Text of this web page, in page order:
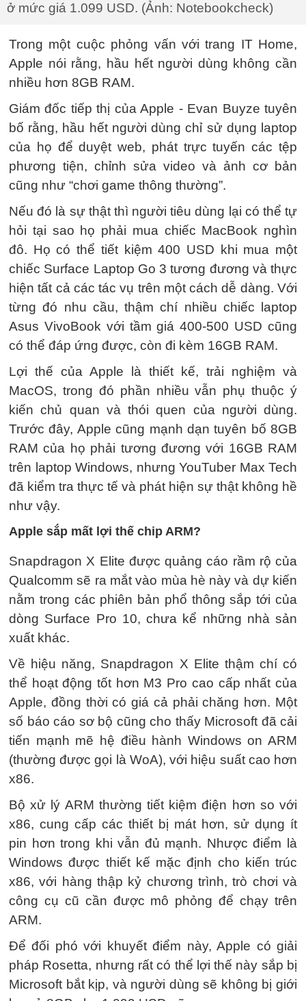
ở mức giá 1.099 USD. (Ảnh: Notebookcheck)
Trong một cuộc phỏng vấn với trang IT Home,
Apple nói rằng, hầu hết người dùng không cần
nhiều hơn 8GB RAM.
Giám đốc tiếp thị của Apple - Evan Buyze tuyên
bố rằng, hầu hết người dùng chỉ sử dụng laptop
của họ để duyệt web, phát trực tuyến các tệp
phương tiện, chỉnh sửa video và ảnh cơ bản
cũng như “chơi game thông thường”.
Nếu đó là sự thật thì người tiêu dùng lại có thể tự
hỏi tại sao họ phải mua chiếc MacBook nghìn
đô. Họ có thể tiết kiệm 400 USD khi mua một
chiếc Surface Laptop Go 3 tương đương và thực
hiện tất cả các tác vụ trên một cách dễ dàng. Với
từng đó nhu cầu, thậm chí nhiều chiếc laptop
Asus VivoBook với tầm giá 400-500 USD cũng
có thể đáp ứng được, còn đi kèm 16GB RAM.
Lợi thế của Apple là thiết kế, trải nghiệm và
MacOS, trong đó phần nhiều vẫn phụ thuộc ý
kiến chủ quan và thói quen của người dùng.
Trước đây, Apple cũng mạnh dạn tuyên bố 8GB
RAM của họ phải tương đương với 16GB RAM
trên laptop Windows, nhưng YouTuber Max Tech
đã kiểm tra thực tế và phát hiện sự thật không hề
như vậy.
Apple sắp mất lợi thế chip ARM?
Snapdragon X Elite được quảng cáo rầm rộ của
Qualcomm sẽ ra mắt vào mùa hè này và dự kiến
nằm trong các phiên bản phổ thông sắp tới của
dòng Surface Pro 10, chưa kể những nhà sản
xuất khác.
Về hiệu năng, Snapdragon X Elite thậm chí có
thể hoạt động tốt hơn M3 Pro cao cấp nhất của
Apple, đồng thời có giá cả phải chăng hơn. Một
số báo cáo sơ bộ cũng cho thấy Microsoft đã cải
tiến mạnh mẽ hệ điều hành Windows on ARM
(thường được gọi là WoA), với hiệu suất cao hơn
x86.
Bộ xử lý ARM thường tiết kiệm điện hơn so với
x86, cung cấp các thiết bị mát hơn, sử dụng ít
pin hơn trong khi vẫn đủ mạnh. Nhược điểm là
Windows được thiết kế mặc định cho kiến trúc
x86, với hàng thập kỷ chương trình, trò chơi và
công cụ cũ cần được mô phỏng để chạy trên
ARM.
Để đối phó với khuyết điểm này, Apple có giải
pháp Rosetta, nhưng rất có thể lợi thế này sắp bị
Microsoft bắt kịp, và người dùng sẽ không bị giới